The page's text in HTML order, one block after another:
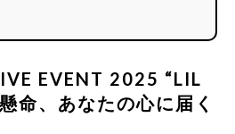
EVENT 2025 “LIL
命、あなたの心に届く